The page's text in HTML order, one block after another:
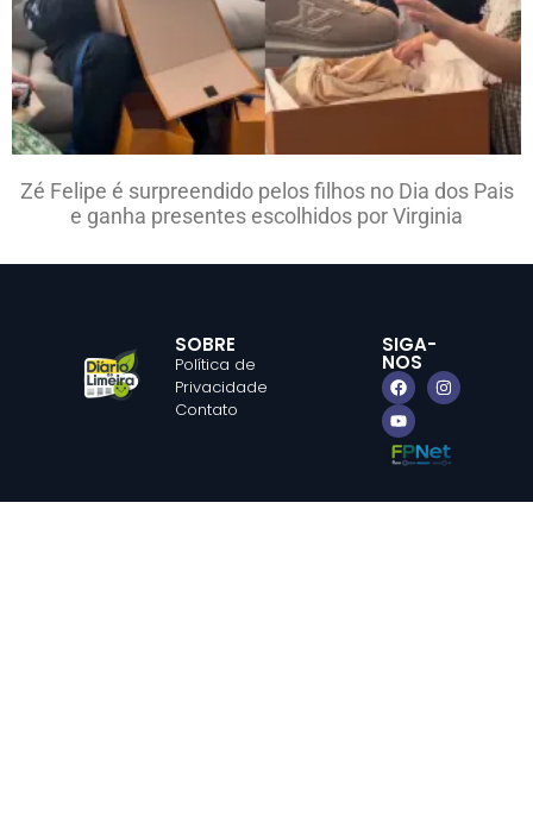
Zé Felipe é surpreendido pelos filhos no Dia dos Pais
e ganha presentes escolhidos por Virginia
SOBRE
Política de
Privacidade
Contato
SIGA-
NOS